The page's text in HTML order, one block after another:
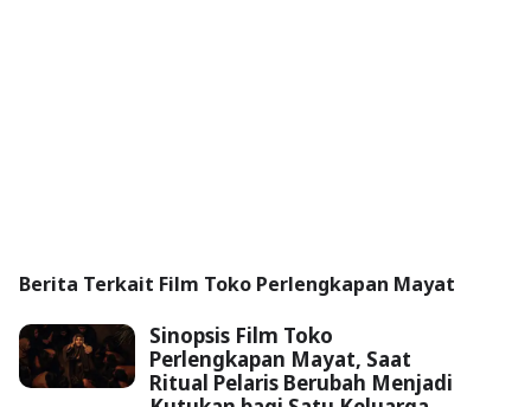
Berita Terkait Film Toko Perlengkapan Mayat
Sinopsis Film Toko
Perlengkapan Mayat, Saat
Ritual Pelaris Berubah Menjadi